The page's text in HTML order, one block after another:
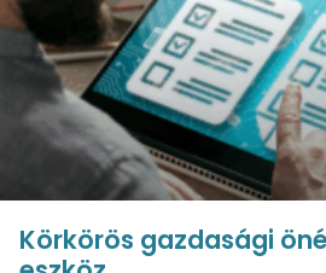
Körkörös gazdasági